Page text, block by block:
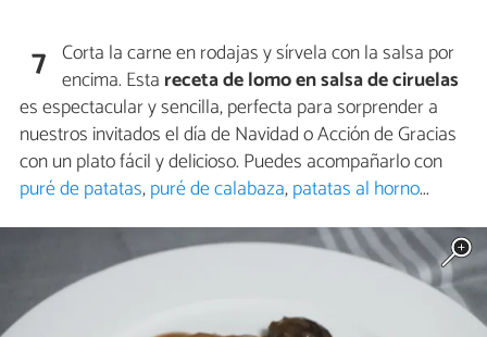
7 Corta la carne en rodajas y sírvela con la salsa por
encima. Esta receta de lomo en salsa de ciruelas
es espectacular y sencilla, perfecta para sorprender a
nuestros invitados el día de Navidad o Acción de Gracias
con un plato fácil y delicioso. Puedes acompañarlo con
puré de patatas,puré de calabaza,patatas al horno...